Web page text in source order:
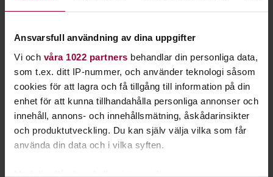
Ansvarsfull användning av dina uppgifter
Vi och våra 1022 partners behandlar din personliga data,
som t.ex. ditt IP-nummer, och använder teknologi såsom
cookies för att lagra och få tillgång till information på din
enhet för att kunna tillhandahålla personliga annonser och
innehåll, annons- och innehållsmätning, åskådarinsikter
och produktutveckling. Du kan själv välja vilka som får
använda din data och i vilka syften.
Esther Irakoze:
eira.fink.sandvik@studieframjandet.se
mohamed.yosef@studieframjandet.se
Nickol Djordjic: nickol.djordjic@studieframjandet.se
Simon Karlsson Rappner:
simon.karlsson.rappner@studieframjandet.se